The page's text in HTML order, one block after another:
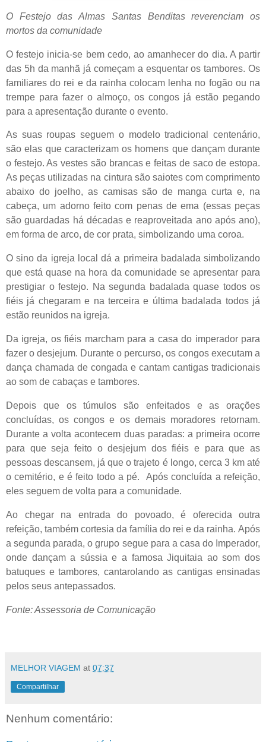
O Festejo das Almas Santas Benditas reverenciam os
mortos da comunidade
O festejo inicia-se bem cedo, aoamanhecer do dia. A partir
das 5h da manhã já começam a esquentar os tambores. Os
familiares do rei e da rainha colocam lenha no fogão ou na
trempe para fazer o almoço, os congos já estão pegando
para a apresentação durante o evento.
As suas roupas seguem o modelo tradicional centenário,
são elas que caracterizam os homens que dançam durante
o festejo. As vestes são brancas e feitas de saco de estopa.
As peças utilizadas na cintura são saiotes com comprimento
abaixo do joelho, as camisas são de manga curta e, na
cabeça, um adorno feito com penas de ema (essas peças
são guardadas há décadas e reaproveitada ano após ano),
em forma de arco, de cor prata, simbolizando uma coroa.
O sino da igreja local dá a primeira badalada simbolizando
que está quase na hora da comunidade se apresentar para
prestigiar o festejo. Na segunda badalada quase todos os
fiéis já chegaram e na terceira e última badalada todos já
estão reunidos na igreja.
Da igreja, os fiéis marcham para a casa do imperador para
fazer o desjejum. Durante o percurso, os congos executam a
dança chamada de congada e cantam cantigas tradicionais
ao som de cabaças e tambores.
Depois que os túmulos são enfeitados e as orações
concluídas, os congos e os demais moradores retornam.
Durante a volta acontecem duas paradas: a primeira ocorre
para que seja feito o desjejum dos fiéis e para que as
pessoas descansem, já que o trajeto é longo, cerca 3 km até
o cemitério, e é feito todo a pé. Após concluída a refeição,
eles seguem de volta para a comunidade.
Ao chegar na entrada do povoado, é oferecida outra
refeição, também cortesia da família do rei e da rainha. Após
a segunda parada, o grupo segue para a casa do Imperador,
onde dançam a sússia e a famosa Jiquitaia ao som dos
batuques e tambores, cantarolando as cantigas ensinadas
pelos seus antepassados.
Fonte: Assessoria de Comunicação
MELHOR VIAGEM at 07:37
Compartilhar
Nenhum comentário: